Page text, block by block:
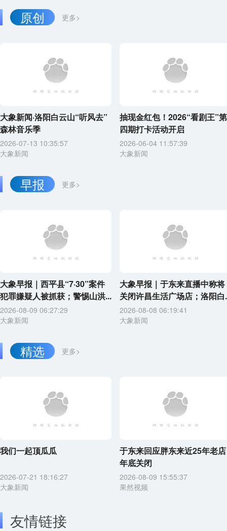
更多>
原创
大象新闻·洛阳白云山“听风去”
森林音乐季
2026-07-13 10:35:57
大象新闻
抽现金红包！2026“看剧王”第
四期打卡活动开启
2026-06-04 11:57:39
大象新闻
更多>
早报
大象早报｜西平县“7·30”案件
犯罪嫌疑人被抓获；警惕山洪...
2026-08-09 06:27:29
大象新闻
大象早报｜于东来直播中称将
关闭许昌生活广场店；洛阳白
2026-08-08 06:19:41
大象新闻
更多>
精选
我们一起顶瓜瓜
2026-07-21 18:16:27
大象新闻
于东来回应胖东来近25年老店
年底关闭
2026-08-09 15:55:37
果然视频
友情链接